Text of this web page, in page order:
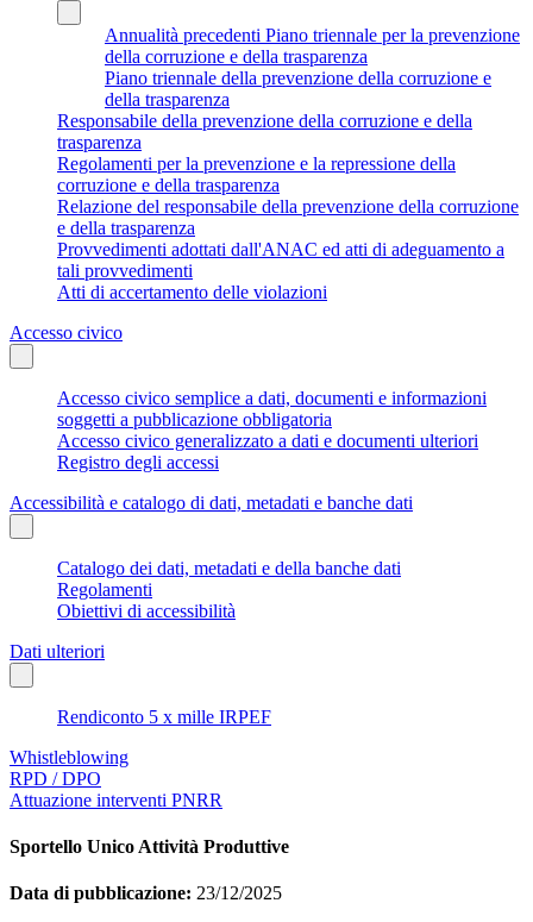
Annualità precedenti Piano triennale per la prevenzione
della corruzione e della trasparenza
Piano triennale della prevenzione della corruzione e
della trasparenza
Responsabile della prevenzione della corruzione e della
trasparenza
Regolamenti per la prevenzione e la repressione della
corruzione e della trasparenza
Relazione del responsabile della prevenzione della corruzione
e della trasparenza
Provvedimenti adottati dall'ANAC ed atti di adeguamento a
tali provvedimenti
Atti di accertamento delle violazioni
Accesso civico
Accesso civico semplice a dati, documenti e informazioni
soggetti a pubblicazione obbligatoria
Accesso civico generalizzato a dati e documenti ulteriori
Registro degli accessi
Accessibilità e catalogo di dati, metadati e banche dati
Catalogo dei dati, metadati e della banche dati
Regolamenti
Obiettivi di accessibilità
Dati ulteriori
Rendiconto 5 x mille IRPEF
Whistleblowing
RPD / DPO
Attuazione interventi PNRR
Sportello Unico Attività Produttive
Data di pubblicazione: 23/12/2025